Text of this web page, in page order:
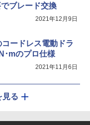
ブレード交換
2021年12月9日
ードレス電動ドラ
･mのプロ仕様
2021年11月6日
見る